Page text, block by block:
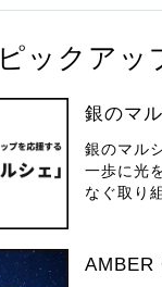
ピックアッ
銀のマ
銀のマル
一歩に光
なぐ取り
AMBER